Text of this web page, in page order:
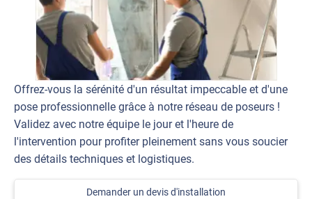
Offrez-vous la sérénité d'un résultat impeccable et d'une
pose professionnelle grâce à notre réseau de poseurs !
Validez avec notre équipe le jour et l'heure de
l'intervention pour profiter pleinement sans vous soucier
des détails techniques et logistiques.
Demander un devis d'installation